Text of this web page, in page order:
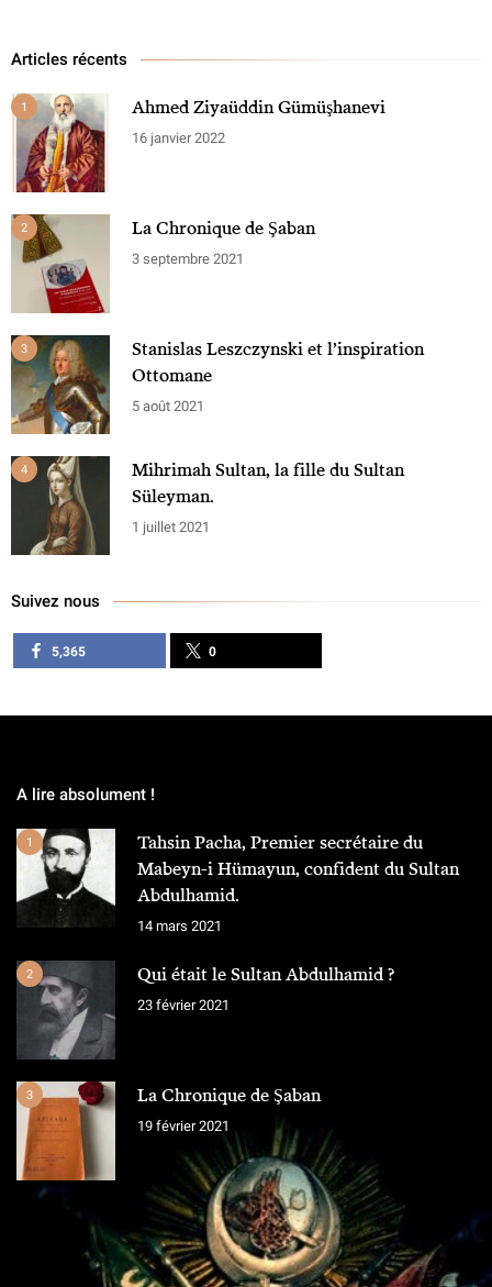
Articles récents
1 Ahmed Ziyaüddin Gümüşhanevi
16 janvier 2022
2 La Chronique de Şaban
3 septembre 2021
3
Stanislas Leszczynski et l’inspiration
Ottomane
5 août 2021
4
Mihrimah Sultan, la fille du Sultan
Süleyman.
1 juillet 2021
Suivez nous
5,365 0
A lire absolument !
1
Tahsin Pacha, Premier secrétaire du
Mabeyn-i Hümayun, confident du Sultan
Abdulhamid.
14 mars 2021
2 Qui était le Sultan Abdulhamid ?
23 février 2021
3 La Chronique de Şaban
19 février 2021
L'ÉQUIPE
Chroniques Ottomanes